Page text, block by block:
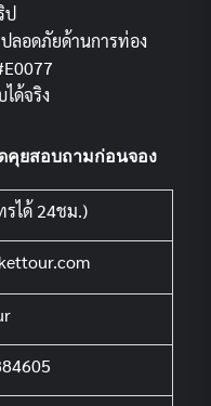
ป
ลอดภัยด้านการท่อง
ด้จริง
คุยสอบถามก่อนจอง
รได้ 24ชม.)